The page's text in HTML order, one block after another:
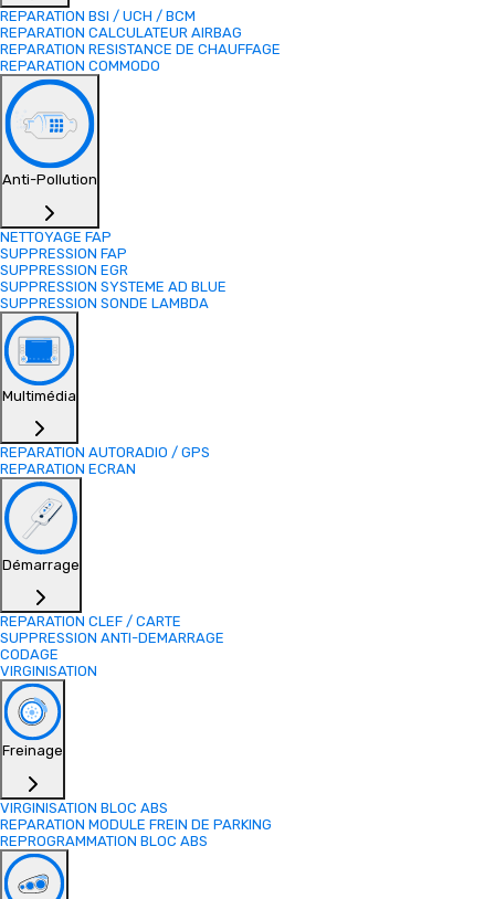
REPARATION BSI / UCH / BCM
REPARATION CALCULATEUR AIRBAG
REPARATION RESISTANCE DE CHAUFFAGE
REPARATION COMMODO
Anti-Pollution
NETTOYAGE FAP
SUPPRESSION FAP
SUPPRESSION EGR
SUPPRESSION SYSTEME AD BLUE
SUPPRESSION SONDE LAMBDA
Multimédia
REPARATION AUTORADIO / GPS
REPARATION ECRAN
Démarrage
REPARATION CLEF / CARTE
SUPPRESSION ANTI-DEMARRAGE
CODAGE
VIRGINISATION
Freinage
VIRGINISATION BLOC ABS
REPARATION MODULE FREIN DE PARKING
REPROGRAMMATION BLOC ABS